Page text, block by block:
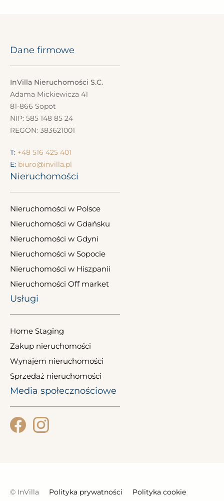
Dane firmowe
InVilla Nieruchomości S.C.
Adama Mickiewicza 41
81-866 Sopot
NIP: 585 148 85 24
REGON: 383621001
T: +48 516 425 401
E: biuro@invilla.pl
Nieruchomości
Nieruchomości w Polsce
Nieruchomości w Gdańsku
Nieruchomości w Gdyni
Nieruchomości w Sopocie
Nieruchomości w Hiszpanii
Nieruchomości Off market
Usługi
Home Staging
Zakup nieruchomości
Wynajem nieruchomości
Sprzedaż nieruchomości
Media społecznościowe
© InVilla Polityka prywatności Polityka cookie